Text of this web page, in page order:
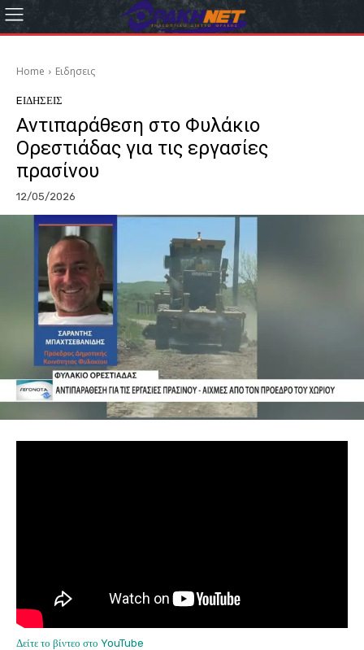
Home Eιδησεις
EΙΔΗΣΕΙΣ
Αντιπαράθεση στο Φυλάκιο
Ορεστιάδας για τις εργασίες
πρασίνου
12/05/2026
Δείτε το βίντεο στο YouTube